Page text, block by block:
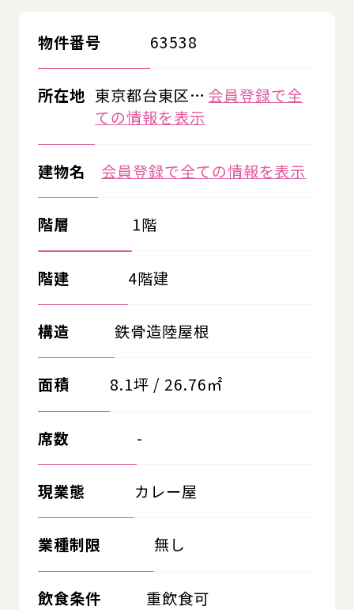
物件番号 63538
所在地 東京都台東区… 会員登録で全
ての情報を表示
建物名 会員登録で全ての情報を表示
階層 1階
階建 4階建
構造 鉄骨造陸屋根
面積 8.1坪 / 26.76㎡
席数 -
現業態 カレー屋
業種制限 無し
飲食条件 重飲食可